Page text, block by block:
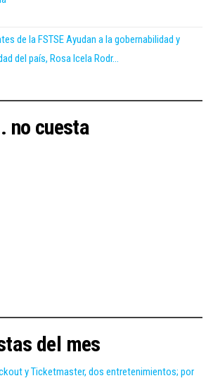
de la FSTSE Ayudan a la gobernabilidad y
del país, Rosa Icela Rodr...
no cuesta
del mes
y Ticketmaster, dos entretenimientos; por